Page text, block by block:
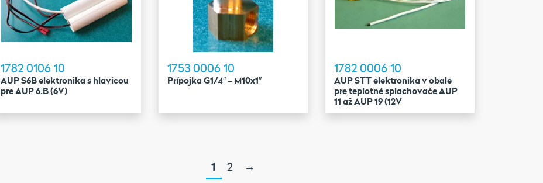
1782 0106 10
AUP S6B elektronika s hlavicou
pre AUP 6.B (6V)
1753 0006 10
Prípojka G1/4″ – M10x1″
1782 0006 10
AUP STT elektronika v obale
pre teplotné splachovače AUP
11 až AUP 19 (12V
1 2 →